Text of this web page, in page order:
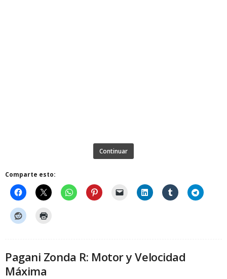
Continuar
Comparte esto:
Pagani Zonda R: Motor y Velocidad
Máxima